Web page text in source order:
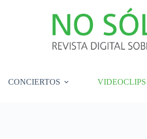
CONCIERTOS VIDEOCLIPS